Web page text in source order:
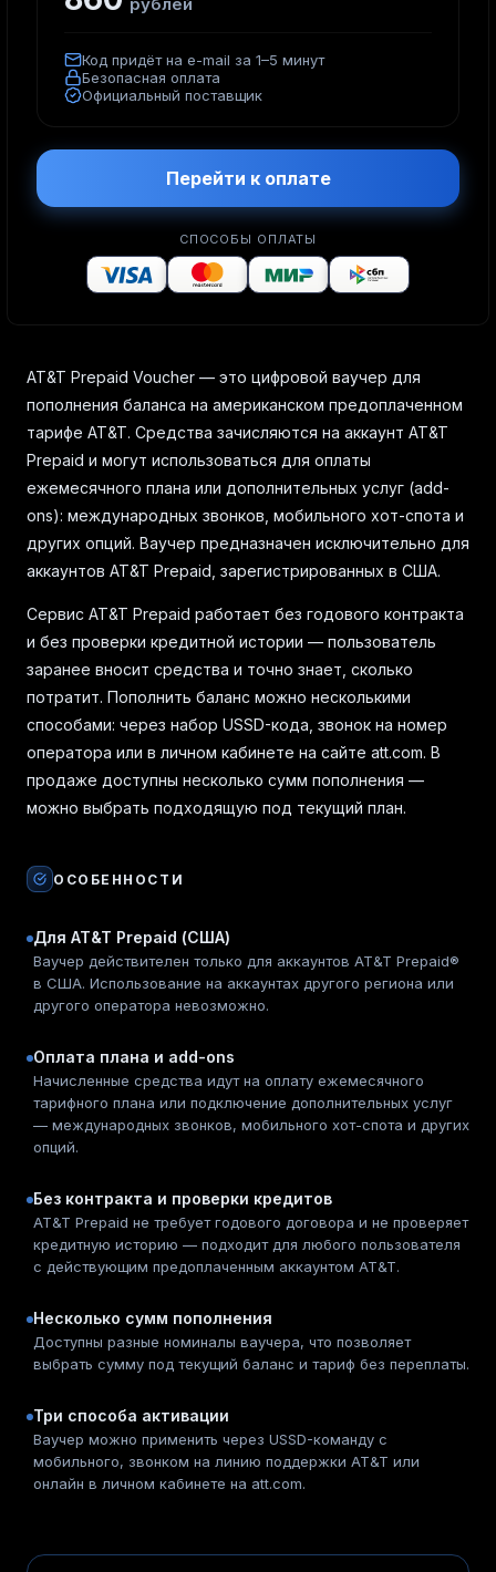
Код придёт на e-mail за 1–5 минут
Безопасная оплата
Официальный поставщик
Перейти к оплате
СПОСОБЫ ОПЛАТЫ
AT&T Prepaid Voucher — это цифровой ваучер для
пополнения баланса на американском предоплаченном
тарифе AT&T. Средства зачисляются на аккаунт AT&T
Prepaid и могут использоваться для оплаты
ежемесячного плана или дополнительных услуг (add-
ons): международных звонков, мобильного хот-спота и
других опций. Ваучер предназначен исключительно для
аккаунтов AT&T Prepaid, зарегистрированных в США.
Сервис AT&T Prepaid работает без годового контракта
и без проверки кредитной истории — пользователь
заранее вносит средства и точно знает, сколько
потратит. Пополнить баланс можно несколькими
способами: через набор USSD-кода, звонок на номер
оператора или в личном кабинете на сайте att.com. В
продаже доступны несколько сумм пополнения —
можно выбрать подходящую под текущий план.
ОСОБЕННОСТИ
Для AT&T Prepaid (США)
Ваучер действителен только для аккаунтов AT&T Prepaid®
в США. Использование на аккаунтах другого региона или
другого оператора невозможно.
Оплата плана и add-ons
Начисленные средства идут на оплату ежемесячного
тарифного плана или подключение дополнительных услуг
— международных звонков, мобильного хот-спота и других
опций.
Без контракта и проверки кредитов
AT&T Prepaid не требует годового договора и не проверяет
кредитную историю — подходит для любого пользователя
с действующим предоплаченным аккаунтом AT&T.
Несколько сумм пополнения
Доступны разные номиналы ваучера, что позволяет
выбрать сумму под текущий баланс и тариф без переплаты.
Три способа активации
Ваучер можно применить через USSD-команду с
мобильного, звонком на линию поддержки AT&T или
онлайн в личном кабинете на att.com.